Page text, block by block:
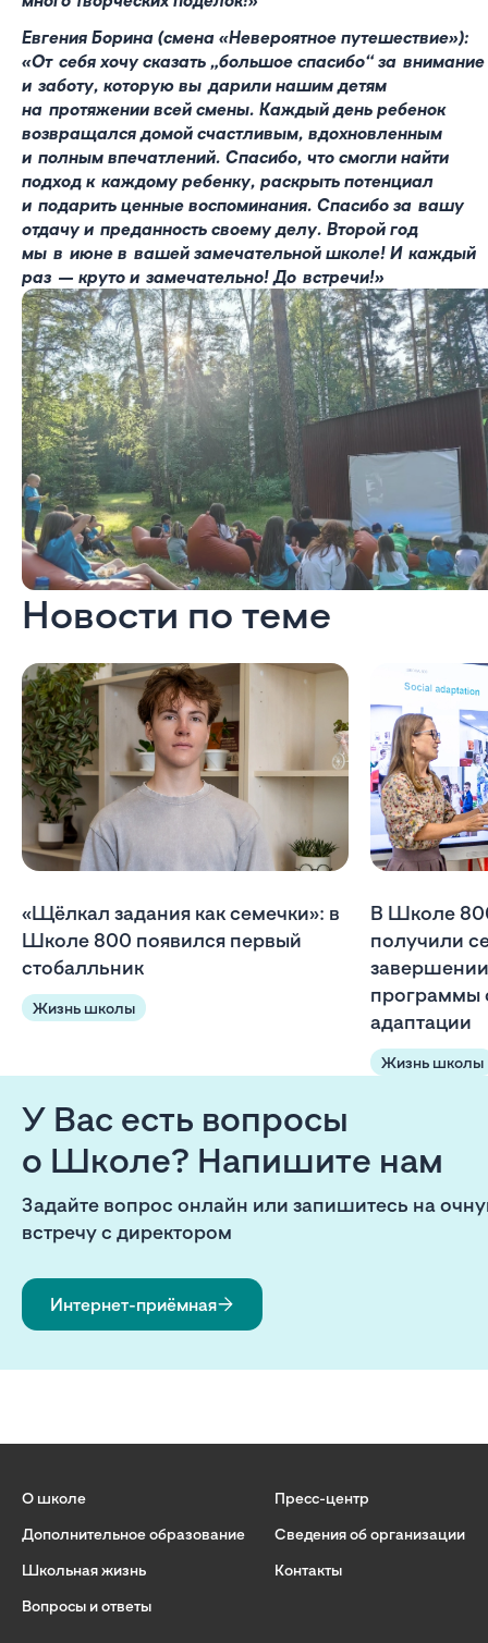
Евгения Борина (смена «Невероятное путешествие»):
«От себя хочу сказать „большое спасибо“ за внимание
и заботу, которую вы дарили нашим детям
на протяжении всей смены. Каждый день ребенок
возвращался домой счастливым, вдохновленным
и полным впечатлений. Спасибо, что смогли найти
подход к каждому ребенку, раскрыть потенциал
и подарить ценные воспоминания. Спасибо за вашу
отдачу и преданность своему делу. Второй год
мы в июне в вашей замечательной школе! И каждый
раз — круто и замечательно! До встречи!»
Новости по теме
«Щёлкал задания как семечки»: в
Школе 800 появился первый
стобалльник
Жизнь школы
В Школе
получили
программы
адаптации
Жизнь школы
У Вас есть вопросы
о Школе? Напишите нам
Задайте вопрос онлайн или запишитесь на
встречу с директором
Интернет-приёмная
О школе
Дополнительное образование
Школьная жизнь
Вопросы и ответы
Пресс-центр
Сведения об организации
Контакты